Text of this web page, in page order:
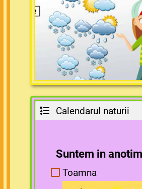
Calendarul naturii
Suntem in
Toamna